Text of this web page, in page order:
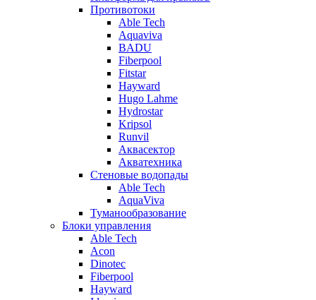
Противотоки
Able Tech
Aquaviva
BADU
Fiberpool
Fitstar
Hayward
Hugo Lahme
Hydrostar
Kripsol
Runvil
Аквасектор
Акватехника
Стеновые водопады
Able Tech
AquaViva
Туманообразование
Блоки управления
Able Tech
Acon
Dinotec
Fiberpool
Hayward